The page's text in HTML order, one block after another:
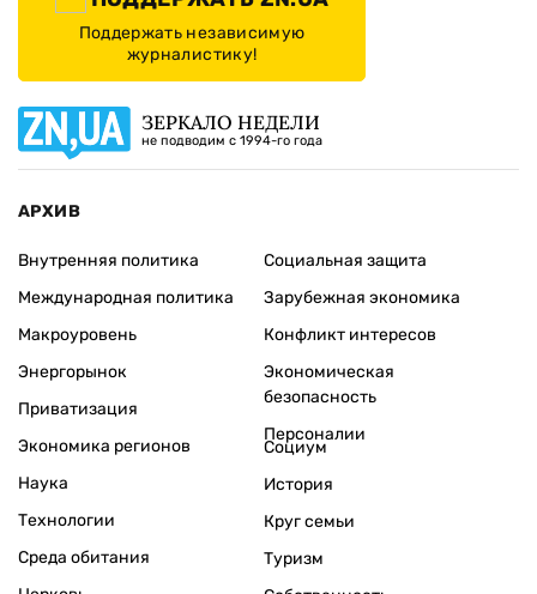
Поддержать независимую
журналистику!
ЗЕРКАЛО НЕДЕЛИ
не подводим с 1994-го года
АРХИВ
Внутренняя политика
Международная политика
Макроуровень
Энергорынок
Приватизация
Экономика регионов
Социальная защита
Зарубежная экономика
Конфликт интересов
Экономическая
безопасность
Персоналии
Наука
Технологии
Среда обитания
Социум
История
Круг семьи
Туризм